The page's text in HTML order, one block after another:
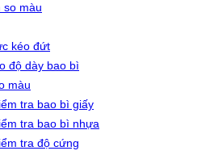
so màu
kéo đứt
độ dày bao bì
màu
tra bao bì giấy
tra bao bì nhựa
tra độ cứng